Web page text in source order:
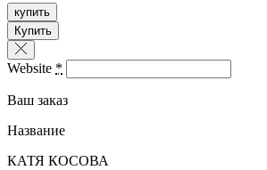
купить
Купить
Website *
Ваш заказ
Название
КАТЯ КОСОВА